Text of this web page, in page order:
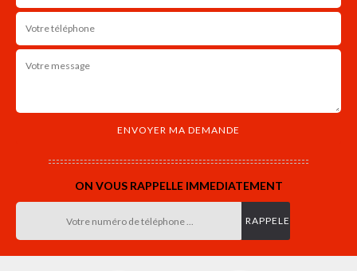
ON VOUS RAPPELLE IMMEDIATEMENT